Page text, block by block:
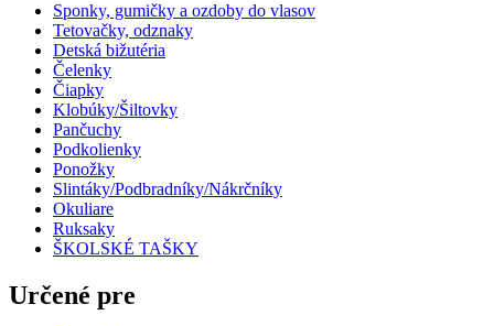
Sponky, gumičky a ozdoby do vlasov
Tetovačky, odznaky
Detská bižutéria
Čelenky
Čiapky
Klobúky/Šiltovky
Pančuchy
Podkolienky
Ponožky
Slintáky/Podbradníky/Nákrčníky
Okuliare
Ruksaky
ŠKOLSKÉ TAŠKY
Určené pre